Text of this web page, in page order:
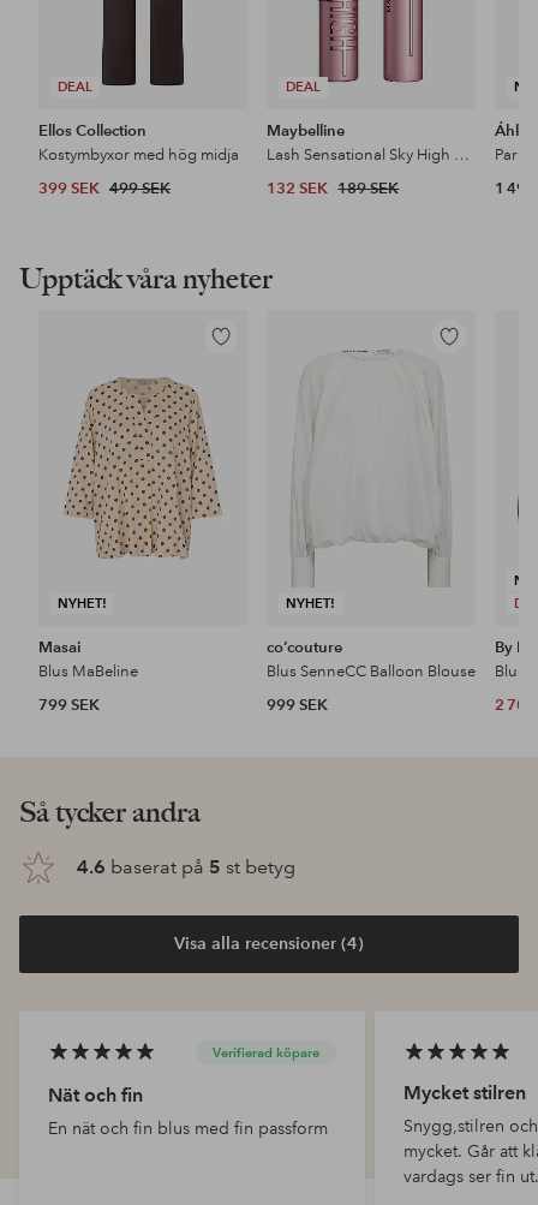
DEAL
Ellos Collection
Kostymbyxor med hög midja
399 SEK 499 SEK
DEAL
Maybelline
Lash Sensational Sky High Mascara
132 SEK 189 SEK 1 499
Upptäck våra nyheter
NYHET!
Lägg
Masai
Blus MaBeline
799 SEK
NYHET!
Lägg
co’couture
Blus SenneCC Balloon Blouse
999 SEK
By
2 700
Så tycker andra
4.6 baserat på 5 st betyg
Visa alla recensioner (4)
Verifierad köpare
Nät och fin
En nät och fin blus med fin passform
Mycket stilren
Snygg,stilren
mycket. Går att
vardags ser fin ut.